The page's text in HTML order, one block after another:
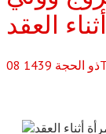
العقد
08 ذو الحجة 1439